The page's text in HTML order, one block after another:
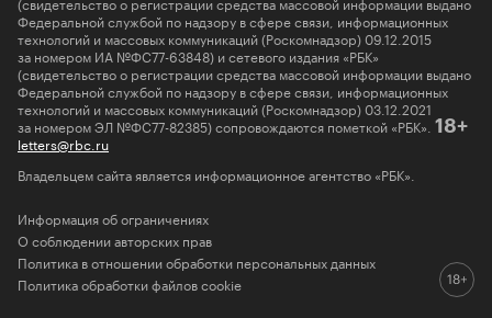
Федеральной службой по надзору в сфере связи, информационных
технологий и массовых коммуникаций (Роскомнадзор) 09.12.2015
за номером ИА №ФС77-63848) и сетевого издания «РБК»
(свидетельство о регистрации средства массовой информации выдано
Федеральной службой по надзору в сфере связи, информационных
технологий и массовых коммуникаций (Роскомнадзор) 03.12.2021
за номером ЭЛ №ФС77-82385) сопровождаются пометкой «РБК». 18+
letters@rbc.ru
Владельцем сайта является информационное агентство «РБК».
Информация об ограничениях
О соблюдении авторских прав
Политика в отношении обработки персональных данных
Политика обработки файлов cookie